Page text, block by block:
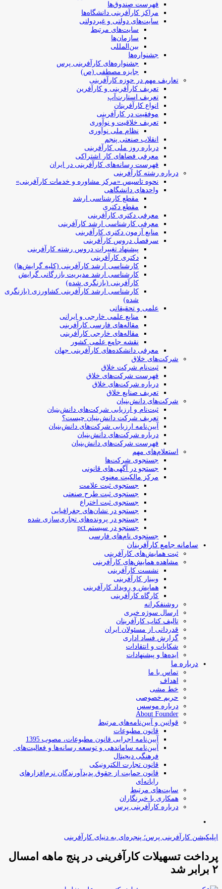
فهرست صندوق‌ها
مراکز کارآفرینی دانشگاه‌ها
سایت‌های دولتی و غیردولتی
سایت‌های مرتبط
سازمان‌ها
بین‌المللی
جشنواره‌ها
جشنواره‌های کارآفرینی‌ پرس
جایزه مصطفی (ص)
تعاریف مهم در حوزه کارآفرینی
تعریف کارآفرینی و کارآفرین
تعریف استارت‌آپ
انواع کارآفرینان
موفقیت در کارآفرینی
تعریف خلاقیت و نوآوری
نظام ملی نوآوری
انقلاب صنعتی پنجم
درباره روز ملی کارآفرینی
معرفی فضاهای کار اشتراکی
فهرست رسانه‌های کارآفرینی در ایران
درباره رشته کارآفرینی
نحوه تاسیس «مرکز مشاوره و خدمات کارآفرینی»
واحدهای دانشگاهی
مقطع کارشناسی ارشد
مقطع دکتری
معرفی دکتری کارآفرینی
معرفی کارشناسی ارشد کارآفرینی
منابع آزمون دکتری کارآفرینی
سرفصل دروس کارآفرینی
پیشنهاد تغییرات دروس رشته کارآفرینی
دکتری کارآفرینی
کارشناسی ارشد کارآفرینی (کلیه گرایش‌ها)
کارشناسی ارشد مدیریت بازرگانی گرایش
کارآفرینی (بازنگری شده)
کارشناسی ارشد کارآفرینی کشاورزی (بازنگری
شده)
علمی و تحقیقاتی
منابع علمی خارجی و ایرانی
مقاله‌های فارسی کارآفرینی
مقاله‌های خارجی کارآفرینی
نقشه جامع علمی کشور
معرفی دانشکده‌های کارآفرینی جهان
شرکت‌های خلاق
ثبت‌نام شرکت خلاق
فهرست شرکت‌های خلاق
درباره شرکت‌های خلاق
تعریف صنایع خلاق
شرکت‌های دانش‌بنیان
ثبت‌نام و ارزیابی شرکت‌های دانش‌بنیان
تعریف شرکت دانش‌بنیان چیست؟
آیین‌نامه ارزیابی شرکت‌های دانش‌بنیان
درباره شرکت‌های دانش‌بنیان
فهرست شرکت‌های دانش‌بنیان
استعلام‌های مهم
جستجوی شرکت‌ها
جستجو در آگهی‌های قانونی
مرکز مالکیت معنوی
جستجوی ثبت علامت
جستجوی ثبت طرح صنعتی
جستجوی ثبت اختراع
جستجو در نشان‌های جغرافیایی
جستجو در پرونده‌های تجاری‌سازی شده
جستجو در سیستم pct
جستجوی نام‌های فارسی
سامانه جامع کارآفرینان
ثبت همایش‌های کارآفرینی
مشاهده همایش‌های کارآفرینی
نشست کارآفرینی
وبینار کارآفرینی
همایش و رویداد کارآفرینی
کارگاه کارآفرینی
روشنفکرانه
ارسال سوژه‌ خبری
تالیف کتاب کارآفرینان
قدردانی از مسئولان ایران
گزارش فساد اداری
شکایات و انتقادات
ایده‌ها و پیشنهادات
درباره ما
تماس با ما
اهداف
خط مشی
حریم خصوصی
درباره موسس
About Founder
قوانین و آیین‌نامه‌های مرتبط
‌قانون مطبوعات
آیین‌نامه اجرایی قانون مطبوعات، مصوب 1395
آیین‌نامه سامان­دهی و توسعه رسانه­‌ها و فعالیت‌­های
فرهنگی دیجیتال
قانون تجارت الکترونیکی
قانون حمایت از حقوق پدیدآورندگان نرم‌افزارهای
رایانه‌ای
سایت‌های مرتبط
همکاری با خبرنگاران
درباره کارآفرینی پرس
اپلیکیشن کارآفرینی پرس؛ پنجره‌ای به دنیای کارآفرینی
پرداخت تسهیلات کارآفرینی در پنج ماهه امسال
۲ برابر شد